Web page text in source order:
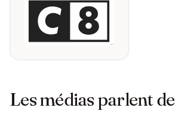
Les médias parlent de